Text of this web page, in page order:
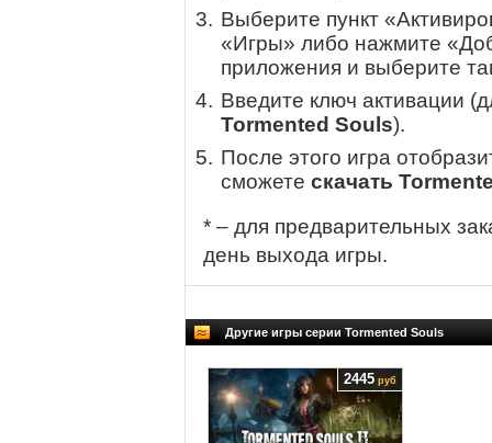
Выберите пункт
«Игры» либо нажмите
приложения и выберите
Введите ключ активации
Tormented Souls).
После этого игра
сможете скачать
* – для предварительных
день выхода игры.
Другие игры серии Tormented Souls
2445 руб